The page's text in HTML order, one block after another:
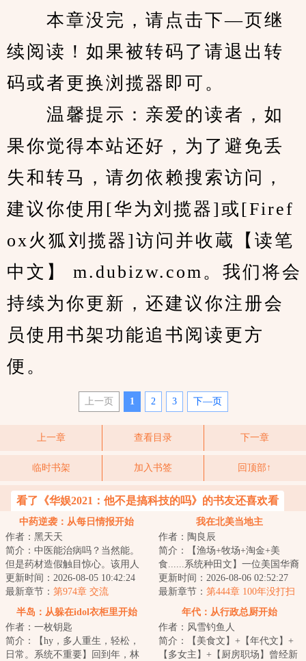
本章没完，请点击下—页继
续阅读！如果被转码了请退出转
码或者更换浏揽器即可。
温馨提示：亲爱的读者，如
果你觉得本站还好，为了避免丢
失和转马，请勿依赖搜索访问，
建议你使用[华为刘揽器]或[Firef
ox火狐刘揽器]访问并收蔵【读笔
中文】 m.dubizw.com。我们将会
持续为你更新，还建议你注册会
员使用书架功能追书阅读更方
便。
上一页 1 2 3 下—页
上一章 查看目录 下一章
临时书架 加入书签 回顶部↑
看了《华娱2021：他不是搞科技的吗》的书友还喜欢看
中药逆袭：从每日情报开始
作者：黑天天
简介：中医能治病吗？当然能。
但是药材造假触目惊心。该用人
参炮制的红参，却被商家用更便
宜的西洋参代替...
更新时间：2026-08-05 10:42:24
最新章节： 第974章 交流
我在北美当地主
作者：陶良辰
简介：【渔场+牧场+淘金+美
食......系统种田文】一位美国华裔
UP主参加荒野求生，挑战赢下百
万美元大奖，...
更新时间：2026-08-06 02:52:27
最新章节： 第444章 100年没打扫
过的地下宝库！子乍弄鸟、曜变
天目！
半岛：从躲在idol衣柜里开始
作者：一枚钥匙
简介：【hy，多人重生，轻松，
日常。系统不重要】回到年，林
年代：从行政总厨开始
作者：风雪钓鱼人
简介：【美食文】+【年代文】+
【多女主】+【厨房职场】曾经新